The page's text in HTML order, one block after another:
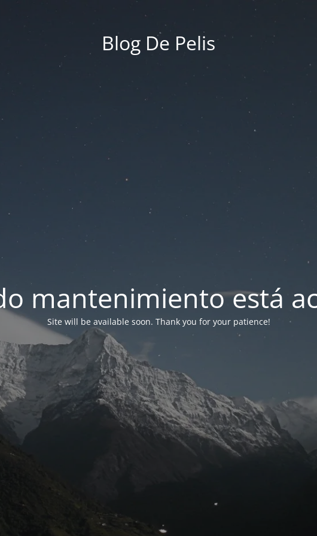
Blog De Pelis
mantenimiento está
Site will be available soon. Thank you for your patience!